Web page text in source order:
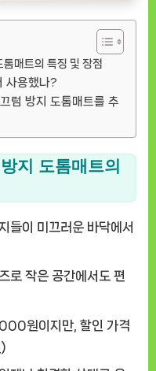
매트의 특징 및 장점
사용했나?
럼 방지 도톰매트를 추
지 도톰매트의
들이 미끄러운 바닥에서
작은 공간에서도 편
원이지만, 할인 가격